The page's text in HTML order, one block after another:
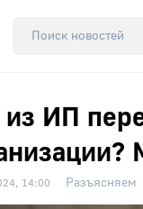
ИП
14:00 Разъясняем